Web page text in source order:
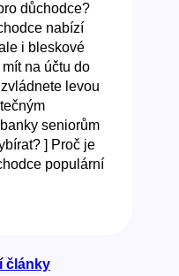
důchodce?
nabízí
i bleskové
na účtu do
levou
seniorům
] Proč je
populární
články